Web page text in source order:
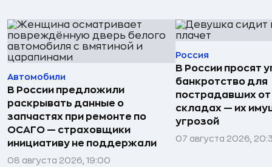
Автомобили
В России предложили
раскрывать данные о
запчастях при ремонте по
ОСАГО — страховщики
инициативу не поддержали
08 августа 2026, 19:00
Россия
В России просят
банкротство для
пострадавших
складах — их
угрозой
07 августа 2026,